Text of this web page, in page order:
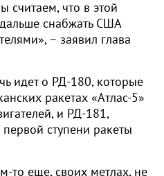
считаем, что в этой
снабжать США
– заявил глава
идет о РД-180, которые
ракетах «Атлас-5»
и РД-181,
ступени ракеты
то еще, своих метлах, не